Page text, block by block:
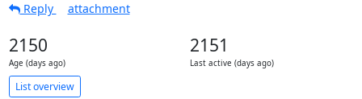
Reply
attachment
2150
Age (days ago)
2151
Last active (days ago)
List overview